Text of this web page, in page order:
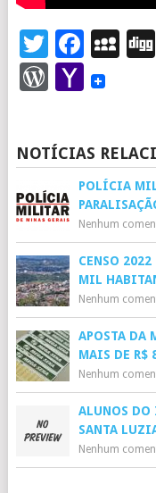
Twitter
Yahoo
NOTÍCIAS
POLÍCIA
Nenhum
CENSO
MIL
Nenhum
APOSTA DA
MAIS DE R$
Nenhum
ALUNOS DO
SANTA
Nenhum